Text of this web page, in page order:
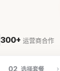
300+ 运营商合作
02 选择套餐